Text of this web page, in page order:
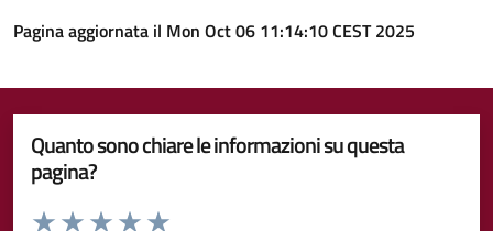
Pagina aggiornata il Mon Oct 06 11:14:10 CEST 2025
Quanto sono chiare le informazioni su questa
pagina?
Valuta da 1 a 5 stelle la pagina